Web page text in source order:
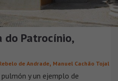
do Patrocínio,
de Andrade, Manuel Cachão Tojal
y un ejemplo de